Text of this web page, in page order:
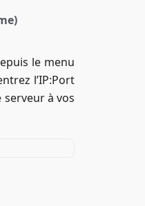
le menu
l’IP:Port
à vos